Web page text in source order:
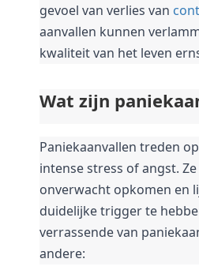
gevoel van verlies van
aanvallen kunnen
kwaliteit van het leven
Wat zijn
Paniekaanvallen treden
intense stress of angst.
onverwacht opkomen en
duidelijke trigger te
verrassende van
andere:
Hierdoor
website-